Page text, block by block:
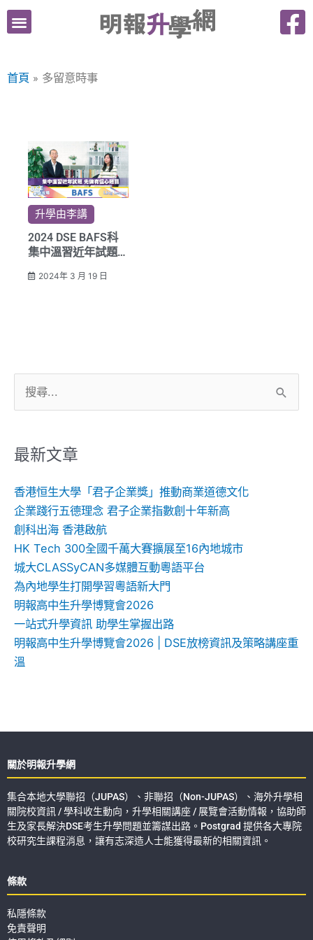
跳
內首頁 多留意時事
升學由李講
2024 DSE BAFS科
集中溫習近年試題
2024年 3 月 19 日
尋
鍵
最新文章
香港恒生大學「君子企業獎」推動商業道德文化
企業踐行五德理念 君子企業指數創十年新高
創科出海 香港啟航
HK Tech 300全國千萬大賽擴展至16內地城市
城大CLASSyCAN多媒體互動粵語平台
為內地學生打開學習粵語新大門
明報高中生升學博覽會2026
一站式升學資訊 助學生掌握出路
明報高中生升學博覽會2026 | DSE放榜資訊及策略講座重
溫
關於明報升學網
集合本地大學聯招（JUPAS）、非聯招（Non-JUPAS）、海外升學相
關院校資訊 / 學科收生動向，升學相關講座 / 展覽會活動情報，協助師
生及家長解決DSE考生升學問題並籌謀出路。Postgrad 提供各大專院
校研究生課程消息，讓有志深造人士能獲得最新的相關資訊。
條款
私隱條款
免責聲明